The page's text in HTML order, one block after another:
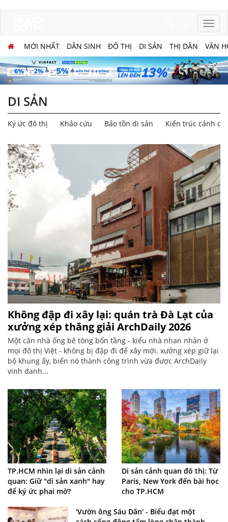
MỚI NHẤT DÂN SINH ĐÔ THỊ DI SẢN THỊ DÂN VĂN
DI SẢN
Ký ức đô thị Khảo cứu Bảo tồn di sản Kiến trúc cảnh
Không đập đi xây lại: quán trà Đà Lạt của
xưởng xép thắng giải ArchDaily 2026
Một căn nhà ống bê tông bốn tầng - kiểu nhà nhan nhản ở
mọi đô thị Việt - không bị đập đi để xây mới. xưởng xép giữ lại
bộ khung ấy, biến nó thành công trình vừa được ArchDaily
vinh danh...
TP.HCM nhìn lại di sản cảnh
quan: Giữ "di sản xanh" hay
để ký ức phai mờ?
Di sản cảnh quan đô thị: Từ
Paris, New York đến bài học
cho TP.HCM
'Vườn ông Sáu Dân' - Biểu đạt một